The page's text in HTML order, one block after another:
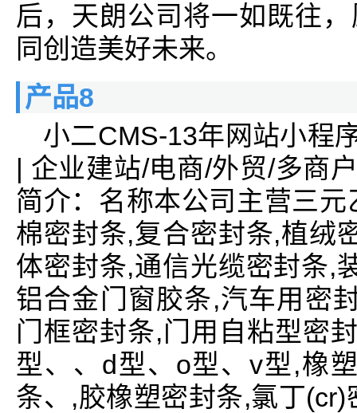
后，天朗公司将一如既往
同创造美好未来。
产品8
小二CMS-13年网站小程
| 企业建站/电商/外贸/多商
简介：名称本公司主营三
棉密封条,复合密封条,植绒
体密封条,通信光缆密封条,
铝合金门窗胶条,汽车用密
门框密封条,门用自粘型密
型、、d型、o型、v型,橡
条、,胶橡塑密封条,氯丁